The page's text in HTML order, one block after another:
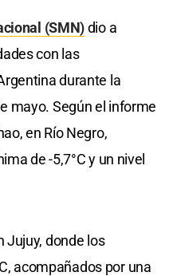
(SMN)dio a
con las
durante la
mayo. Según el informe
en Río Negro,
de -5,7°C y un nivel
Jujuy, donde los
acompañados por una